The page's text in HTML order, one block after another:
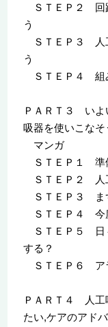
ＳＴＥＰ２ 回
う
ＳＴＥＰ３ 人
う
ＳＴＥＰ４ 組
ＰＡＲＴ３ いよ
吸器を使いこな
マンガ
ＳＴＥＰ１ 準
ＳＴＥＰ２ 人
ＳＴＥＰ３ ま
ＳＴＥＰ４ 今
ＳＴＥＰ５ 日
する？
ＳＴＥＰ６ ア
ＰＡＲＴ４ 人工
たい,ケアのアド